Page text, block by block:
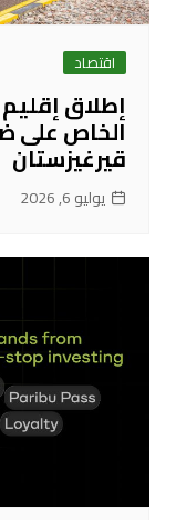
اقتصاد
إطلاق
الخاص
قيرغيزستان
يوليو 6, 2026